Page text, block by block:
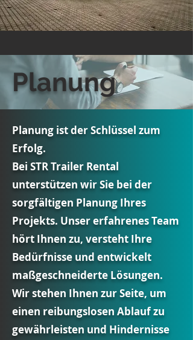
Planung
Planung ist der Schlüssel zum
Erfolg.
Bei STR Trailer Rental
unterstützen wir Sie bei der
sorgfältigen Planung Ihres
Projekts. Unser erfahrenes Team
hört Ihnen zu, versteht Ihre
Bedürfnisse und entwickelt
maßgeschneiderte Lösungen.
Wir stehen Ihnen zur Seite, um
einen reibungslosen Ablauf zu
gewährleisten und Hindernisse